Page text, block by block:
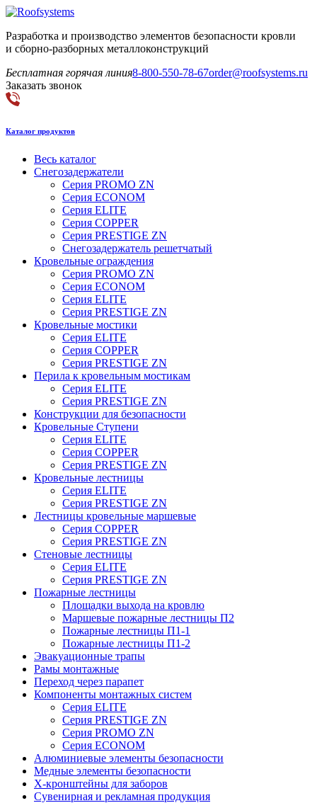
Разработка и производство элементов безопасности кровли
и сборно-разборных металлоконструкций
Бесплатная горячая линия8-800-550-78-67order@roofsystems.ru
Заказать звонок
Каталог продуктов
Весь каталог
Снегозадержатели
Серия PROMO ZN
Серия ECONOM
Серия ELITE
Серия COPPER
Серия PRESTIGE ZN
Снегозадержатель решетчатый
Кровельные ограждения
Серия PROMO ZN
Серия ECONOM
Серия ELITE
Серия PRESTIGE ZN
Кровельные мостики
Серия ELITE
Серия COPPER
Серия PRESTIGE ZN
Перила к кровельным мостикам
Серия ELITE
Серия PRESTIGE ZN
Конструкции для безопасности
Кровельные Ступени
Серия ELITE
Серия COPPER
Серия PRESTIGE ZN
Кровельные лестницы
Серия ELITE
Серия PRESTIGE ZN
Лестницы кровельные маршевые
Серия COPPER
Серия PRESTIGE ZN
Стеновые лестницы
Серия ELITE
Серия PRESTIGE ZN
Пожарные лестницы
Площадки выхода на кровлю
Маршевые пожарные лестницы П2
Пожарные лестницы П1-1
Пожарные лестницы П1-2
Эвакуационные трапы
Рамы монтажные
Переход через парапет
Компоненты монтажных систем
Серия ELITE
Серия PRESTIGE ZN
Серия PROMO ZN
Серия ECONOM
Алюминиевые элементы безопасности
Медные элементы безопасности
X-кронштейны для заборов
Сувенирная и рекламная продукция